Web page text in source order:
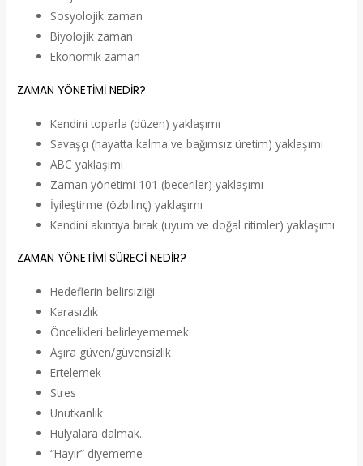
Sosyolojik zaman
Biyolojik zaman
Ekonomik zaman
ZAMAN YÖNETİMİ NEDİR?
Kendini toparla (düzen) yaklaşımı
Savaşçı (hayatta kalma ve bağımsız üretim) yaklaşımı
ABC yaklaşımı
Zaman yönetimi 101 (beceriler) yaklaşımı
İyileştirme (özbilinç) yaklaşımı
Kendini akıntıya bırak (uyum ve doğal ritimler) yaklaşımı
ZAMAN YÖNETİMİ SÜRECİ NEDİR?
Hedeflerin belirsizliği
Karasızlık
Öncelikleri belirleyememek.
Aşıra güven/güvensizlik
Ertelemek
Stres
Unutkanlık
Hülyalara dalmak..
“Hayır” diyememe